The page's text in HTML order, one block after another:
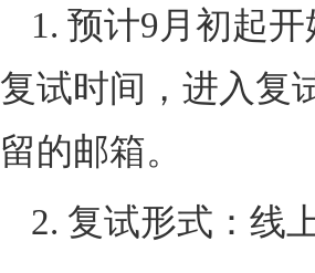
1. 预计9月初起
复试时间，进入复
留的邮箱。
2. 复试形式：线